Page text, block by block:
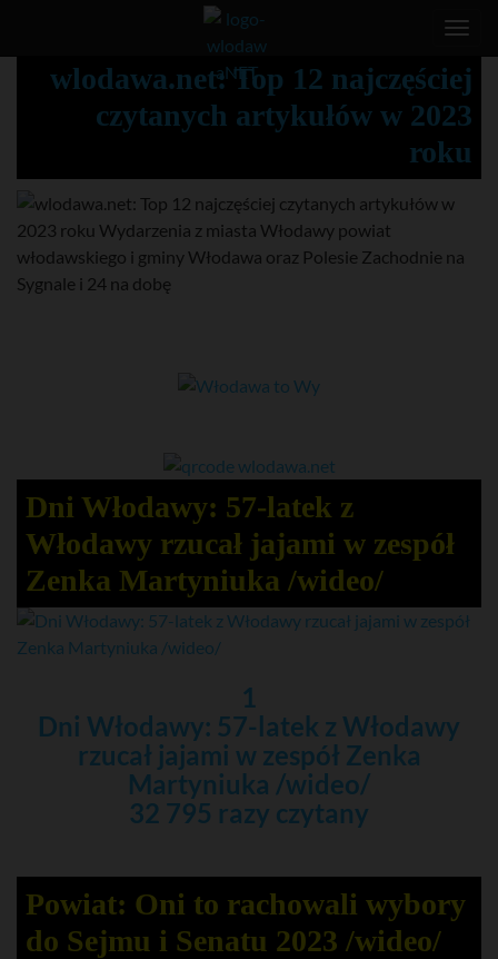
T
g
g
e
wlodawa.net: Top 12 najczęściej
czytanych artykułów w 2023
roku
Dni Włodawy: 57-latek z
Włodawy rzucał jajami w zespół
Zenka Martyniuka /wideo/
1
Dni Włodawy: 57-latek z Włodawy
rzucał jajami w zespół Zenka
Martyniuka /wideo/
32 795 razy czytany
Powiat: Oni to rachowali wybory
do Sejmu i Senatu 2023 /wideo/